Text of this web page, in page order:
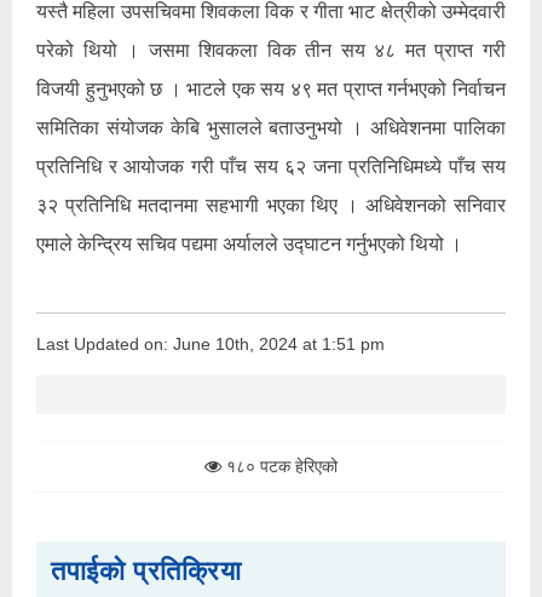
यस्तै महिला उपसचिवमा शिवकला विक र गीता भाट क्षेत्रीको उम्मेदवारी
परेको थियो । जसमा शिवकला विक तीन सय ४८ मत प्राप्त गरी
विजयी हुनुभएको छ । भाटले एक सय ४९ मत प्राप्त गर्नभएको निर्वाचन
समितिका संयोजक केबि भुसालले बताउनुभयो । अधिवेशनमा पालिका
प्रतिनिधि र आयोजक गरी पाँच सय ६२ जना प्रतिनिधिमध्ये पाँच सय
३२ प्रतिनिधि मतदानमा सहभागी भएका थिए । अधिवेशनको सनिवार
एमाले केन्द्रिय सचिव पद्यमा अर्यालले उद्घाटन गर्नुभएको थियो ।
Last Updated on: June 10th, 2024 at 1:51 pm
१८० पटक हेरिएको
तपाईको प्रतिक्रिया